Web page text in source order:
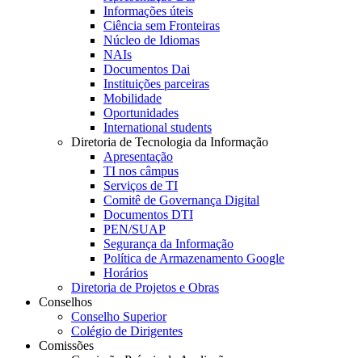
Informações úteis
Ciência sem Fronteiras
Núcleo de Idiomas
NAIs
Documentos Dai
Instituições parceiras
Mobilidade
Oportunidades
International students
Diretoria de Tecnologia da Informação
Apresentação
TI nos câmpus
Serviços de TI
Comitê de Governança Digital
Documentos DTI
PEN/SUAP
Segurança da Informação
Política de Armazenamento Google
Horários
Diretoria de Projetos e Obras
Conselhos
Conselho Superior
Colégio de Dirigentes
Comissões